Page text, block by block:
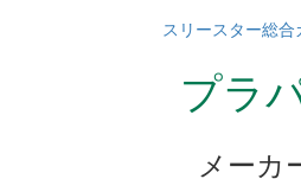
スリースター総合
プラ
メーカ